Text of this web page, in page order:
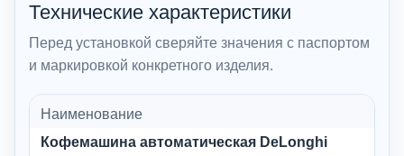
Технические характеристики
Перед установкой сверяйте значения с паспортом
и маркировкой конкретного изделия.
Наименование
Кофемашина автоматическая DeLonghi